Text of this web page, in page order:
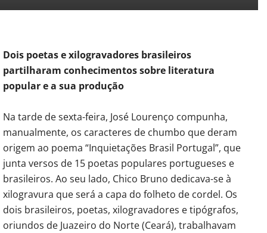
Dois poetas e xilogravadores brasileiros
partilharam conhecimentos sobre literatura
popular e a sua produção
Na tarde de sexta-feira, José Lourenço compunha,
manualmente, os caracteres de chumbo que deram
origem ao poema “Inquietações Brasil Portugal”, que
junta versos de 15 poetas populares portugueses e
brasileiros. Ao seu lado, Chico Bruno dedicava-se à
xilogravura que será a capa do folheto de cordel. Os
dois brasileiros, poetas, xilogravadores e tipógrafos,
oriundos de Juazeiro do Norte (Ceará), trabalhavam